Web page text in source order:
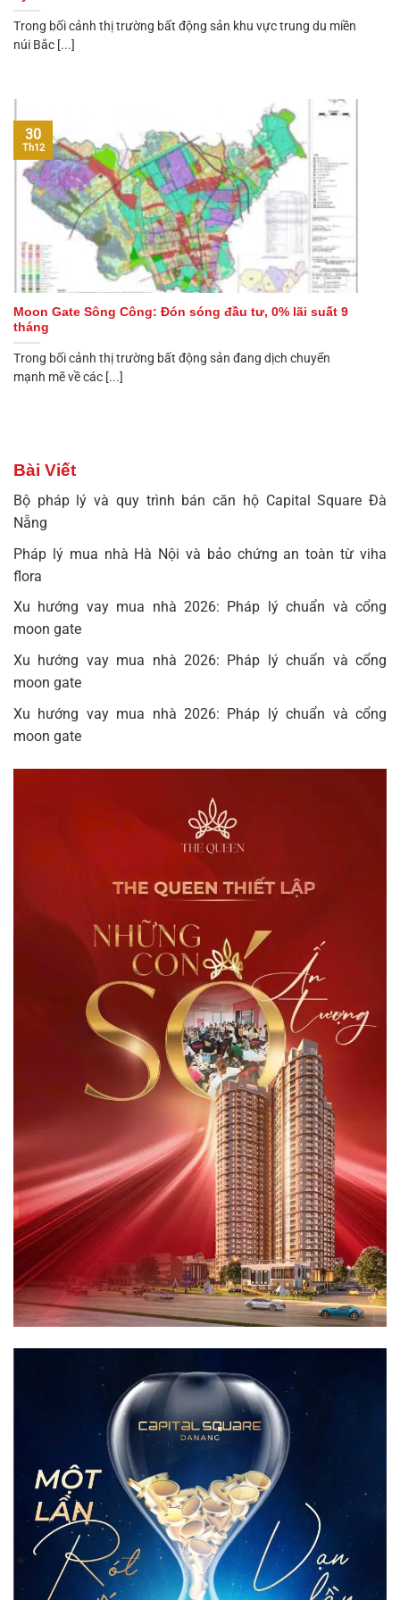
Trong bối cảnh thị trường bất động sản khu vực trung du miền
núi Bắc [...]
Moon Gate Sông Công: Đón sóng đầu tư, 0% lãi suất 9
tháng
Trong bối cảnh thị trường bất động sản đang dịch chuyển
mạnh mẽ về các [...]
30
Th12
Bài Viết
Bộ pháp lý và quy trình bán căn hộ Capital Square Đà
Nẵng
Pháp lý mua nhà Hà Nội và bảo chứng an toàn từ viha
flora
Xu hướng vay mua nhà 2026: Pháp lý chuẩn và cổng
moon gate
Xu hướng vay mua nhà 2026: Pháp lý chuẩn và cổng
moon gate
Xu hướng vay mua nhà 2026: Pháp lý chuẩn và cổng
moon gate